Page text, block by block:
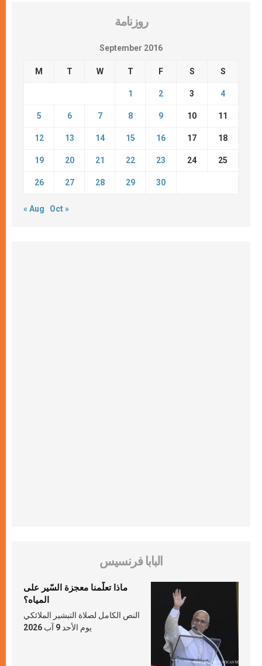
روزنامة
September 2016
M T W T F S S
1 2 3 4
5 6 7 8 9 10 11
12 13 14 15 16 17 18
19 20 21 22 23 24 25
26 27 28 29 30
« Aug Oct »
البابا فرنسيس
ماذا تعلّمنا معجزة السّير على
المياه؟
النص الكامل لصلاة التبشير الملائكي
يوم الأحد 9 آب 2026